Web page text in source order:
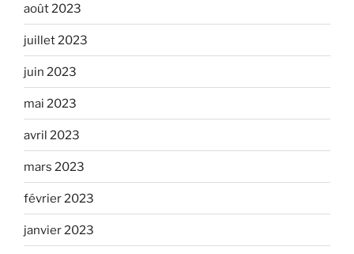
août 2023
juillet 2023
juin 2023
mai 2023
avril 2023
mars 2023
février 2023
janvier 2023